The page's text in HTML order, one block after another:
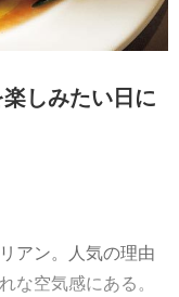
しみたい日に
アン。人気の理由
な空気感にある。